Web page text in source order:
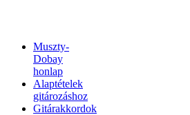
Muszty-
Dobay
honlap
Alaptételek
gitározáshoz
Gitárakkordok